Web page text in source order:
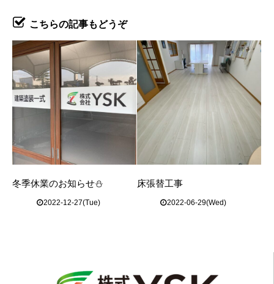
こちらの記事もどうぞ
冬季休業のお知らせ⛄
2022-12-27(Tue)
床張替工事
2022-06-29(Wed)